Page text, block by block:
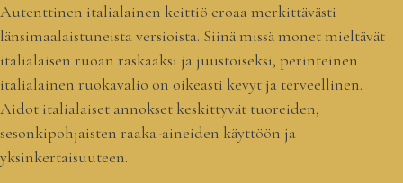
Autenttinen italialainen keittiö eroaa merkittävästi
länsimaalaistuneista versioista. Siinä missä monet mieltävät
italialaisen ruoan raskaaksi ja juustoiseksi, perinteinen
italialainen ruokavalio on oikeasti kevyt ja terveellinen.
Aidot italialaiset annokset keskittyvät tuoreiden,
sesonkipohjaisten raaka-aineiden käyttöön ja
yksinkertaisuuteen.